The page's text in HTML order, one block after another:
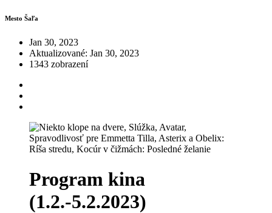
Mesto Šaľa
Jan 30, 2023
Aktualizované: Jan 30, 2023
1343 zobrazení
Program kina
(1.2.-5.2.2023)